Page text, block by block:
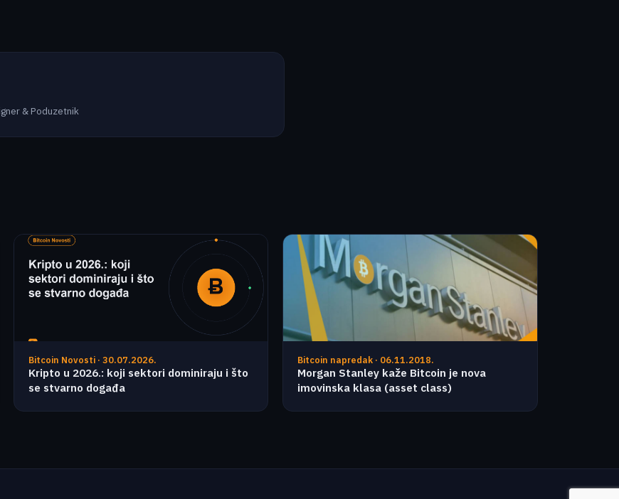
& Poduzetnik
Bitcoin Novosti · 30.07.2026.
Kripto u 2026.: koji sektori dominiraju i što
se stvarno događa
Bitcoin napredak · 06.11.2018.
Morgan Stanley kaže Bitcoin je nova
imovinska klasa (asset class)